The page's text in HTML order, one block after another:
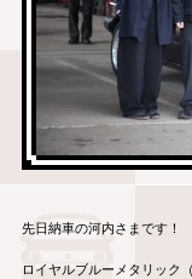
先日納車の河内さまです！
ロイヤルブルーメタリック